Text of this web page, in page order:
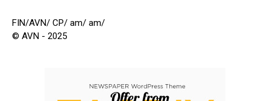
FIN/AVN/ CP/ am/ am/
© AVN - 2025